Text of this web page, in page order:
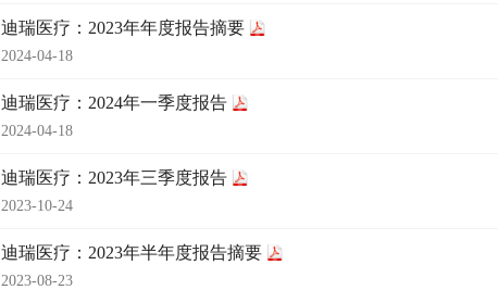
迪瑞医疗：2023年年度报告摘要
2024-04-18
迪瑞医疗：2024年一季度报告
2024-04-18
迪瑞医疗：2023年三季度报告
2023-10-24
迪瑞医疗：2023年半年度报告摘要
2023-08-23